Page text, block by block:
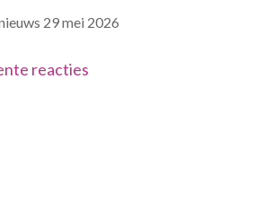
29 mei 2026
reacties